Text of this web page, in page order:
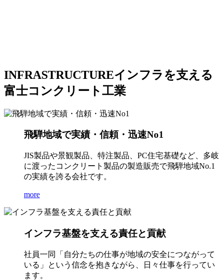
INFRASTRUCTUREインフラを支える
富士コンクリート工業
飛騨地域で実績・信頼・迅速No1
JIS製品や景観製品、特注製品、PC住宅基礎など、多岐
に渡ったコンクリート製品の製造販売で飛騨地域No.1
の実績を誇る会社です。
more
インフラ基盤を支える責任と貢献
社員一同「自分たちの仕事が地域の安全につながって
いる」という信念を抱きながら、日々仕事を行ってい
ます。